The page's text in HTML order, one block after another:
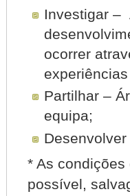
Investigar –
ocorrer
Partilhar –
equipa;
* As
possível,